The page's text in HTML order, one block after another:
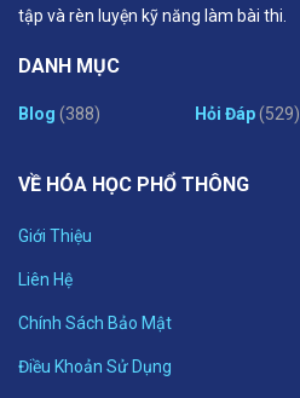
tập và rèn luyện kỹ năng làm bài thi.
DANH MỤC
Blog (388) Hỏi Đáp(529)
VỀ HÓA HỌC PHỔ THÔNG
Giới Thiệu
Liên Hệ
Chính Sách Bảo Mật
Điều Khoản Sử Dụng